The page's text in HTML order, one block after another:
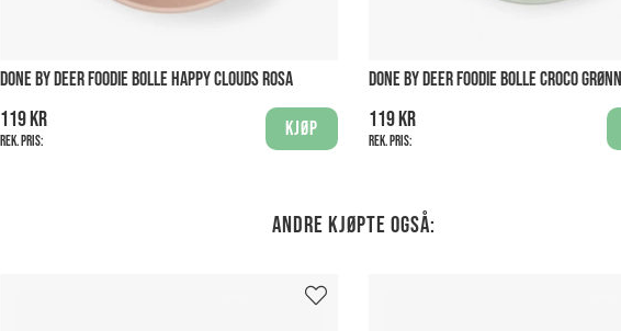
DONE BY DEER FOODIE BOLLE HAPPY CLOUDS ROSA
119 kr
Rek. pris:
Kjøp
DONE BY DEER FOODIE BOLLE CROCO GRØNN
119 kr
Rek. pris:
Andre kjøpte også: